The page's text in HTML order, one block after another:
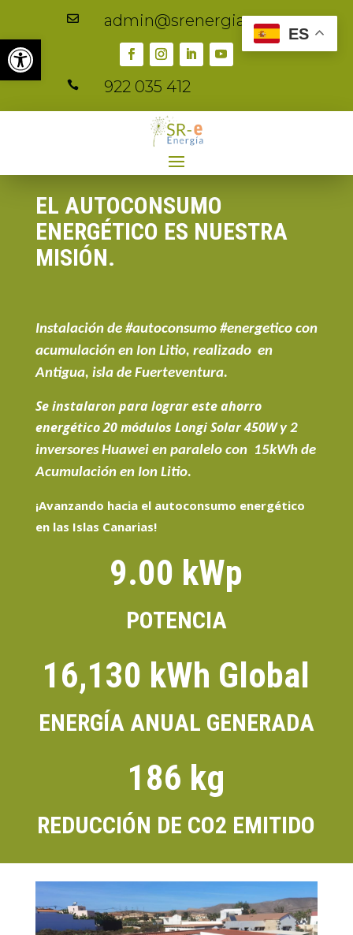
Abrir barra de herramientas
 admin@srenergia.es
 922 035 412
EL AUTOCONSUMO
ENERGÉTICO ES NUESTRA
MISIÓN.
Instalación de #autoconsumo #energetico con
acumulación en Ion Litio, realizado en
Antigua, isla de Fuerteventura.
Se instalaron para lograr este ahorro
energético20módulos Longi Solar450Wy 2
inversores Huawei en paralelo con 15kWh de
Acumulación en Ion Litio.
¡Avanzando hacia el autoconsumo energético
en las Islas Canarias!
9.00 kWp
POTENCIA
16,130 kWh Global
ENERGÍA ANUAL GENERADA
186 kg
REDUCCIÓN DE CO2 EMITIDO
ES